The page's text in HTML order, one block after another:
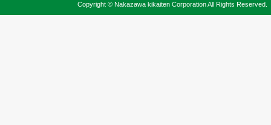
Copyright © Nakazawa kikaiten Corporation All Rights Reserved.